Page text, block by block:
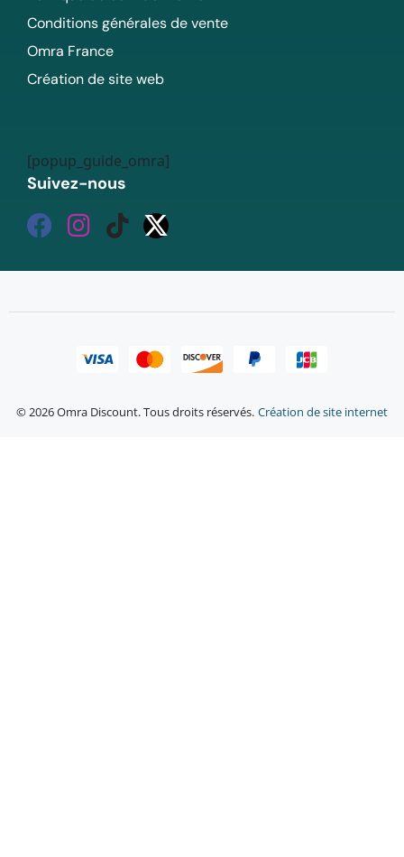
Conditions générales de vente
Omra France
Création de site web
[popup_guide_omra]
Suivez-nous
© 2026 Omra Discount. Tous droits réservés. Création de site internet